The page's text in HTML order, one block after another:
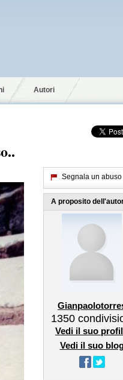
Autori
Segnala un abuso
A proposito
1350
Vedi il suo
Vedi il suo